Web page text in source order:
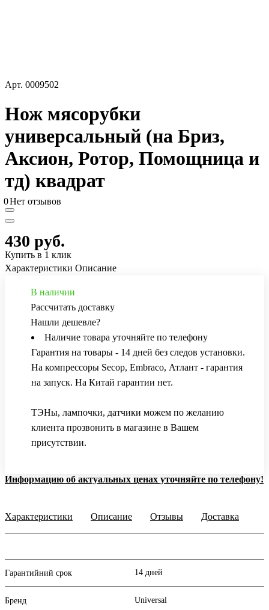
Арт. 0009502
Нож мясорубки
универсальный (на Бриз,
Аксион, Ротор, Помощница и
тд) квадрат
0Нет отзывов
430 руб.
Купить в 1 клик
Характеристики Описание
В наличии
Рассчитать доставку
Нашли дешевле?
Наличие товара уточняйте по телефону
Гарантия на товары - 14 дней без следов установки.
На компрессоры Secop, Embraco, Атлант - гарантия
на запуск. На Китай гарантии нет.
ТЭНы, лампочки, датчики можем по желанию
клиента прозвонить в магазине в Вашем
присутствии.
Информацию об актуальных ценах уточняйте по телефону!
Характеристики Описание Отзывы Доставка
Гарантийний срок 14 дней
Бренд Universal